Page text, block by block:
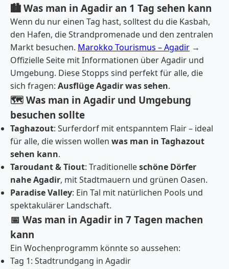
🏙️ Was man in Agadir an 1 Tag sehen kann
Wenn du nur einen Tag hast, solltest du die Kasbah,
den Hafen, die Strandpromenade und den zentralen
Markt besuchen. Marokko Tourismus – Agadir →
Offizielle Seite mit Informationen über Agadir und
Umgebung. Diese Stopps sind perfekt für alle, die
sich fragen: Ausflüge Agadir was sehen.
🗺️ Was man in Agadir und Umgebung
besuchen sollte
Taghazout: Surferdorf mit entspanntem Flair – ideal
für alle, die wissen wollen was man in Taghazout
sehen kann.
Taroudant & Tiout: Traditionelleschöne Dörfer
nahe Agadir, mit Stadtmauern und grünen Oasen.
Paradise Valley: Ein Tal mit natürlichen Pools und
spektakulärer Landschaft.
📅 Was man in Agadir in 7 Tagen machen
kann
Ein Wochenprogramm könnte so aussehen:
Tag 1: Stadtrundgang in Agadir